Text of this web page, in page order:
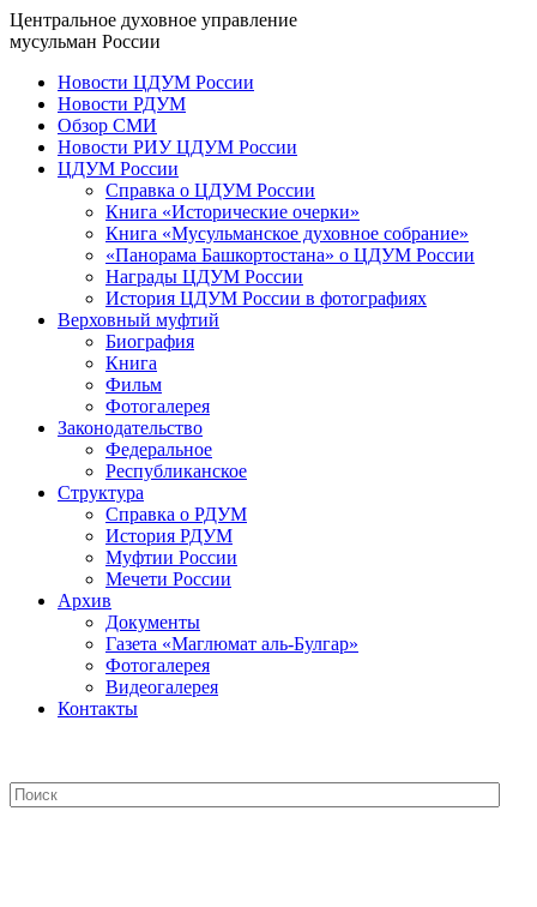
Центральное духовное управление
мусульман России
Новости ЦДУМ России
Новости РДУМ
Обзор СМИ
Новости РИУ ЦДУМ России
ЦДУМ России
Справка о ЦДУМ России
Книга «Исторические очерки»
Книга «Мусульманское духовное собрание»
«Панорама Башкортостана» о ЦДУМ России
Награды ЦДУМ России
История ЦДУМ России в фотографиях
Верховный муфтий
Биография
Книга
Фильм
Фотогалерея
Законодательство
Федеральное
Республиканское
Структура
Справка о РДУМ
История РДУМ
Муфтии России
Мечети России
Архив
Документы
Газета «Маглюмат аль-Булгар»
Фотогалерея
Видеогалерея
Контакты